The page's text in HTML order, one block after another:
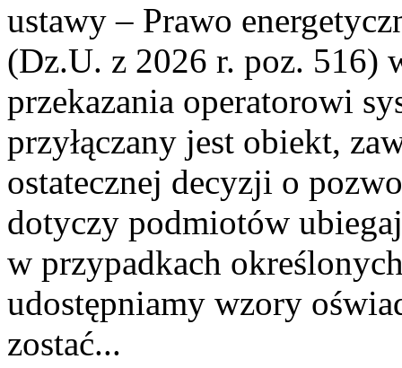
ustawy – Prawo
(Dz.U. z 2026 r. poz. 516)
przekazania operatorowi
przyłączany jest obiekt,
ostatecznej decyzji o
dotyczy podmiotów
w przypadkach
udostępniamy wzory
zostać...